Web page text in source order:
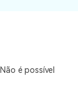
é possível